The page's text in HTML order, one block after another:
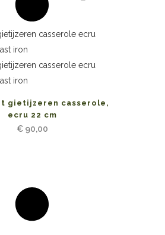
gietijzeren casserole,
ecru 22 cm
€90,00